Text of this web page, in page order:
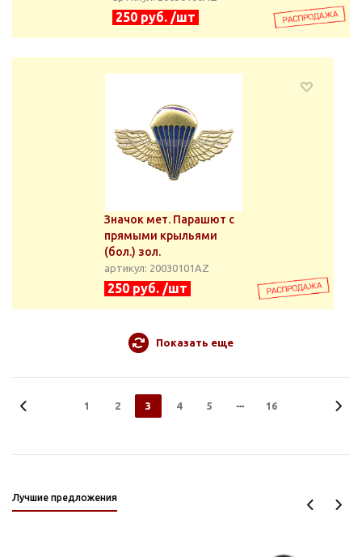
250 руб. /шт
Значок мет. Парашют с
прямыми крыльями
(бол.) зол.
артикул: 20030101АZ
250 руб. /шт
Показать еще
1 2 3 4 5 16
Лучшие предложения